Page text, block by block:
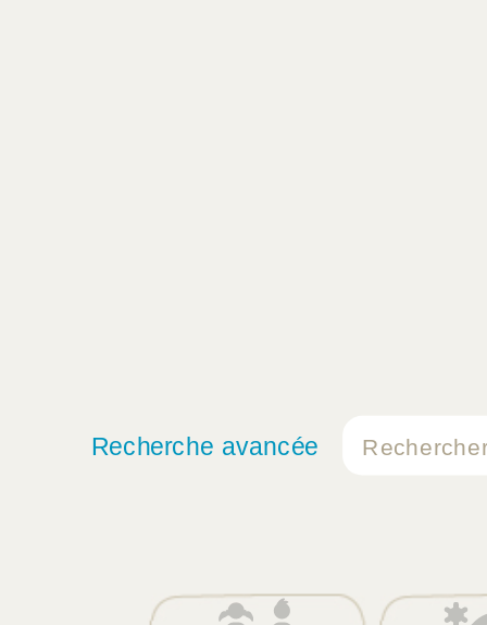
Recherche avancée